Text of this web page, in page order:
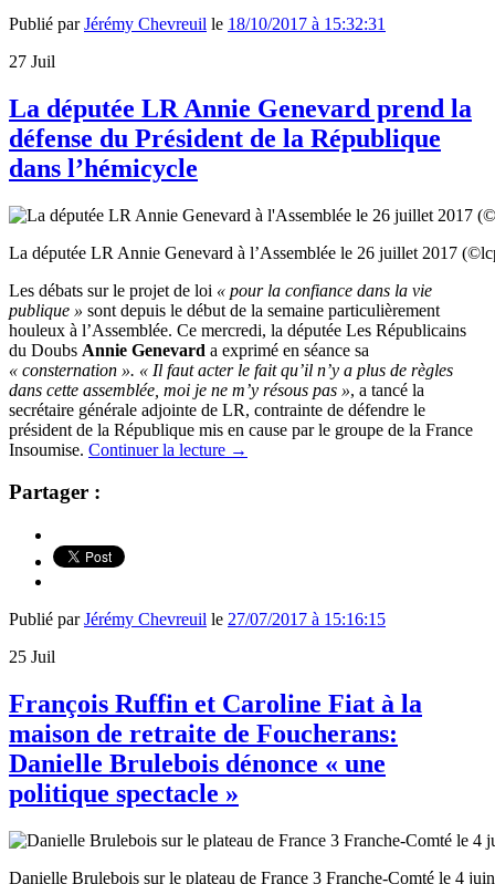
Publié parJérémy Chevreuil le 18/10/2017 à 15:32:31
27 Juil
La députée LR Annie Genevard prend la
défense du Président de la République
dans l’hémicycle
La députée LR Annie Genevard à l’Assemblée le 26 juillet 2017
Les débats sur le projet de loi « pour la confiance dans la vie
publique » sont depuis le début de la semaine particulièrement
houleux à l’Assemblée. Ce mercredi, la députée Les Républicains
du Doubs Annie Genevard a exprimé en séance sa
« consternation ». « Il faut acter le fait qu’il n’y a plus de règles
dans cette assemblée, moi je ne m’y résous pas », a tancé la
secrétaire générale adjointe de LR, contrainte de défendre le
président de la République mis en cause par le groupe de la France
Insoumise. Continuer la lecture →
Partager :
Publié parJérémy Chevreuil le 27/07/2017 à 15:16:15
25 Juil
François Ruffin et Caroline Fiat à la
maison de retraite de Foucherans:
Danielle Brulebois dénonce « une
politique spectacle »
Danielle Brulebois sur le plateau de France 3 Franche-Comté le 4